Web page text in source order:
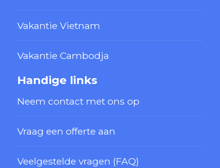
Vakantie Vietnam
Vakantie Cambodja
Handige links
Neem contact met ons op
Vraag een offerte aan
Veelgestelde vragen (FAQ)